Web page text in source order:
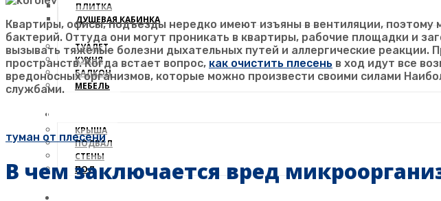
ПЛИТКА
ДУШЕВАЯ КАБИНКА
ТУАЛЕТ
КУХНЯ
БАЛКОН
МЕБЕЛЬ
КРЫША
ПОДВАЛ
СТЕНЫ
ПОЛ
Квартиры, офисы, подъезды нередко имеют изъяны в вентиляции, поэтому
бактерий. Оттуда они могут проникать в квартиры, рабочие площадки и
вызывать тяжелые болезни дыхательных путей и аллергические
пространств. Когда встает вопрос, как очистить плесень в ход идут все
вредоносных организмов, которые можно произвести своими силами
службами.
Новые технологии в борьбе с грибком и плесенью
туман от плесени
В чем заключается вред